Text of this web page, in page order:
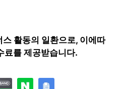
활동의 일환으로, 이에따
료를 제공받습니다.